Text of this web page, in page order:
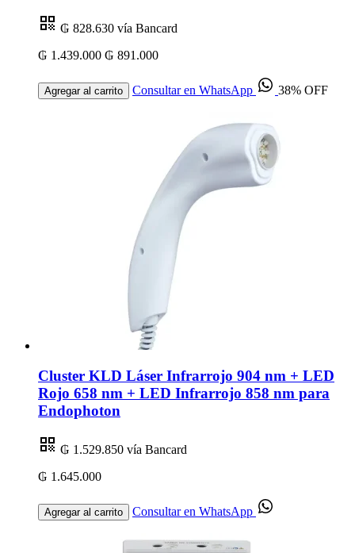
₲ 828.630 vía Bancard
₲ 1.439.000 ₲ 891.000
Agregar al carrito Consultar en WhatsApp 38% OFF
Cluster KLD Láser Infrarrojo 904 nm + LED
Rojo 658 nm + LED Infrarrojo 858 nm para
Endophoton
₲ 1.529.850 vía Bancard
₲ 1.645.000
Agregar al carrito Consultar en WhatsApp